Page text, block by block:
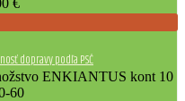
€
dopravy podľa PSČ
ENKIANTUS kont 10
60